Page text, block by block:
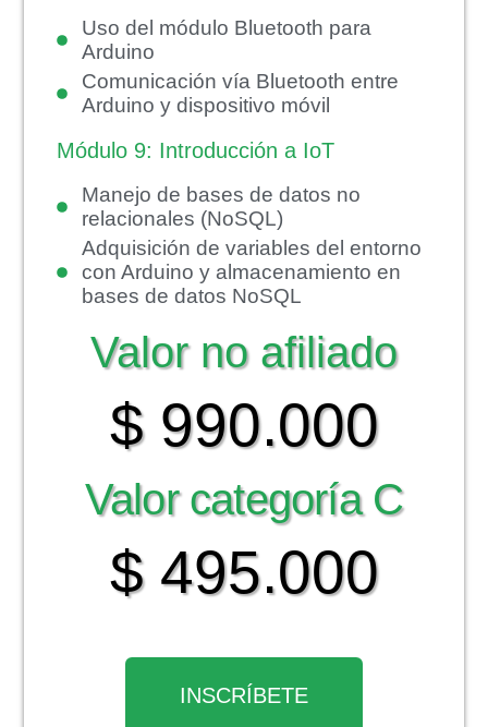
Uso del módulo Bluetooth para
Arduino
Comunicación vía Bluetooth entre
Arduino y dispositivo móvil
Módulo 9: Introducción a IoT
Manejo de bases de datos no
relacionales (NoSQL)
Adquisición de variables del entorno
con Arduino y almacenamiento en
bases de datos NoSQL
Valor no afiliado
$ 990.000
Valor categoría C
$ 495.000
INSCRÍBETE